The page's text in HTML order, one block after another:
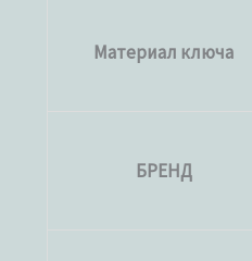
Материал ключа
БРЕНД